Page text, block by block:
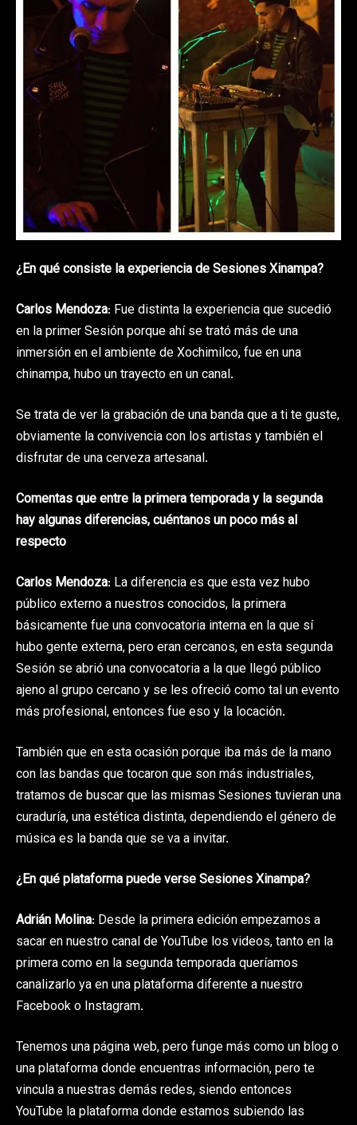
¿En qué consiste la experiencia de Sesiones Xinampa?
Carlos Mendoza: Fue distinta la experiencia que sucedió
en la primer Sesión porque ahí se trató más de una
inmersión en el ambiente de Xochimilco, fue en una
chinampa, hubo un trayecto en un canal.
Se trata de ver la grabación de una banda que a ti te guste,
obviamente la convivencia con los artistas y también el
disfrutar de una cerveza artesanal.
Comentas que entre la primera temporada y la segunda
hay algunas diferencias, cuéntanos un poco más al
respecto
Carlos Mendoza: La diferencia es que esta vez hubo
público externo a nuestros conocidos, la primera
básicamente fue una convocatoria interna en la que sí
hubo gente externa, pero eran cercanos, en esta segunda
Sesión se abrió una convocatoria a la que llegó público
ajeno al grupo cercano y se les ofreció como tal un evento
más profesional, entonces fue eso y la locación.
También que en esta ocasión porque iba más de la mano
con las bandas que tocaron que son más industriales,
tratamos de buscar que las mismas Sesiones tuvieran una
curaduría, una estética distinta, dependiendo el género de
música es la banda que se va a invitar.
¿En qué plataforma puede verse Sesiones Xinampa?
Adrián Molina: Desde la primera edición empezamos a
sacar en nuestro canal de YouTube los videos, tanto en la
primera como en la segunda temporada queríamos
canalizarlo ya en una plataforma diferente a nuestro
Facebook o Instagram.
Tenemos una página web, pero funge más como un blog o
una plataforma donde encuentras información, pero te
vincula a nuestras demás redes, siendo entonces
YouTube la plataforma donde estamos subiendo las